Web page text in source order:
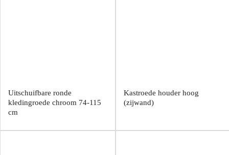
Uitschuifbare ronde
kledingroede chroom 74-115
cm
Kastroede houder hoog
(zijwand)